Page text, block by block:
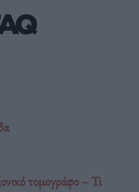
τομογράφο – Τι